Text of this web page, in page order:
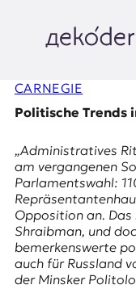
springen
e
k
o
d
e
r
CARNEGIE
Politische Trends
„Administratives
am vergangenen
Parlamentswahl:
Opposition an.
Shraibman, und
bemerkenswerte
auch für Russland
der Minsker